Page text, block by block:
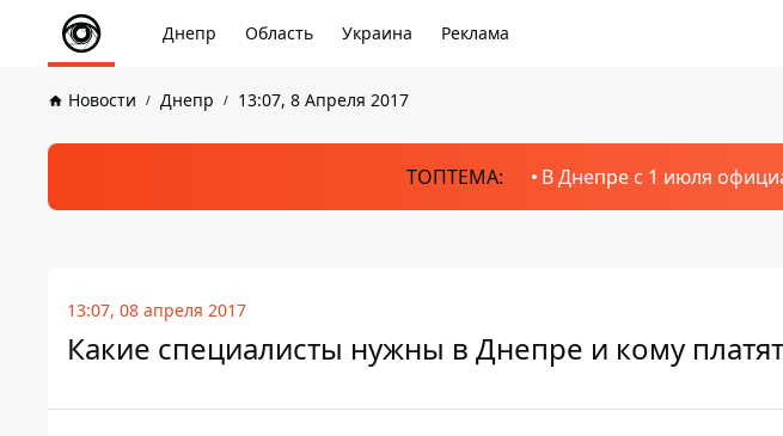
Днепр Область Украина Реклама
Новости Днепр 13:07, 8 Апреля 2017
ТОПТЕМА: В Днепре с 1 июля
13:07, 08 апреля 2017
Какие специалисты нужны в Днепре и кому